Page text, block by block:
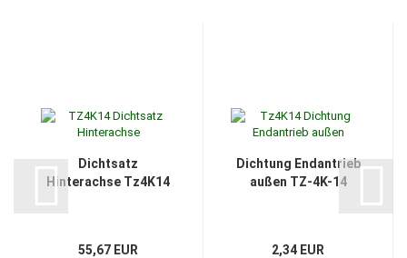
Dichtsatz
Hinterachse Tz4K14
55,67 EUR
Dichtung Endantrieb
außen TZ-4K-14
2,34 EUR